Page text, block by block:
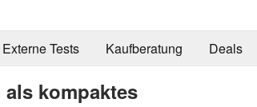
Externe Tests Kaufberatung Deals
kompaktes